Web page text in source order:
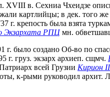
XVIII в. Сехниа Чхеидзе
картлийцы; в дек. того
крепость была взята
Экзархата РПЦмн.
г. было создано Об-во по
г. груз. экзарх архиеп. сщмч.
всей Грузии Кирион
к-рыми руководил архит.